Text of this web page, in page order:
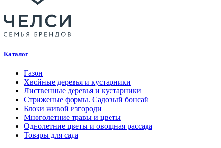
Каталог
Газон
Хвойные деревья и кустарники
Лиственные деревья и кустарники
Стриженые формы. Садовый бонсай
Блоки живой изгороди
Многолетние травы и цветы
Однолетние цветы и овощная рассада
Товары для сада